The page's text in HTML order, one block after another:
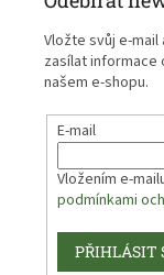
Vložte svůj e-mail
zasílat informace
našem e-shopu.
E-mail
Vložením e-
podmínkami
PŘIHLÁSIT